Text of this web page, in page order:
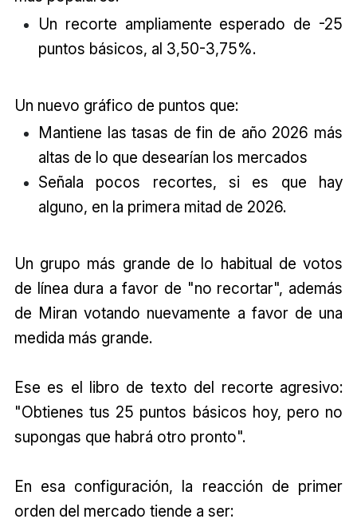
Un recorte ampliamente esperado de -25
puntos básicos, al 3,50-3,75%.
Un nuevo gráfico de puntos que:
Mantiene las tasas de fin de año 2026 más
altas de lo que desearían los mercados
Señala pocos recortes, si es que hay
alguno, en la primera mitad de 2026.
Un grupo más grande de lo habitual de votos
de línea dura a favor de "no recortar", además
de Miran votando nuevamente a favor de una
medida más grande.
Ese es el libro de texto del recorte agresivo:
"Obtienes tus 25 puntos básicos hoy, pero no
supongas que habrá otro pronto".
En esa configuración, la reacción de primer
orden del mercado tiende a ser: